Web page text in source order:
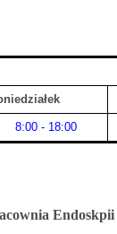
8:00 - 18:00
Endoskpii